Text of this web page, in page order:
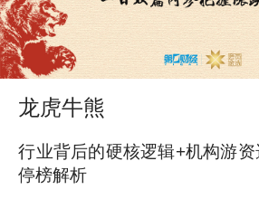
龙虎牛熊
行业背后的硬核逻辑+机构游
停榜解析